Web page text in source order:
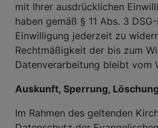
mit Ihrer ausdrücklichen
haben gemäß § 11 Abs. 3
Einwilligung jederzeit zu
Rechtmäßigkeit der bis zum
Datenverarbeitung bleibt vom
Auskunft, Sperrung, Löschung
Im Rahmen des geltenden